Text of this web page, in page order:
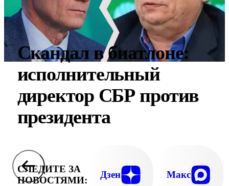
Скандал в биатлоне:
исполнительный
директор СБР против
президента
СЛЕДИТЕ ЗА
НОВОСТЯМИ:
Дзен Макс